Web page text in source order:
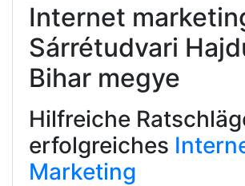
Internet
Sárrétudvari
Bihar megye
Hilfreiche
erfolgreiches
Marketing